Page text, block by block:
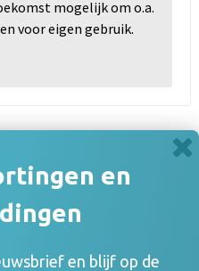
mogelijk om o.a.
voor eigen gebruik.
de product omschrijving
er niet tussen? Neem dan
en
en blijf op de